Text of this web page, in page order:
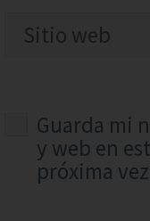
Guarda mi
y web en
próxima